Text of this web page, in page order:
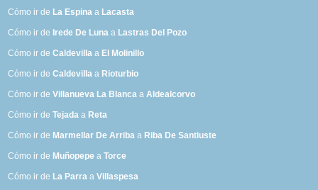
Cómo ir de La Espina a Lacasta
Cómo ir de Irede De Luna a Lastras Del Pozo
Cómo ir deCaldevilla a El Molinillo
Cómo ir deCaldevilla a Rioturbio
Cómo ir deVillanueva La Blanca aAldealcorvo
Cómo ir deTejada a Reta
Cómo ir de Marmellar De Arriba a Riba De Santiuste
Cómo ir de Muñopepe aTorce
Cómo ir de La Parra aVillaspesa